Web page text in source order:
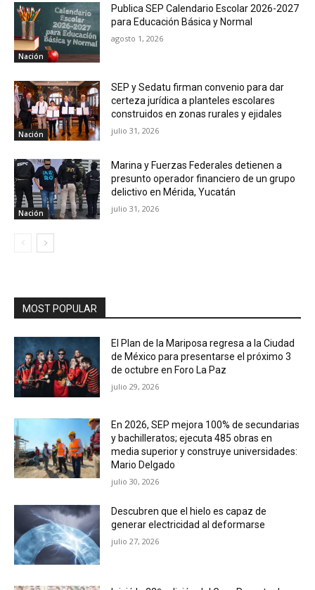
Nación
Publica SEP Calendario Escolar 2026-2027
para Educación Básica y Normal
agosto 1, 2026
Nación
SEP y Sedatu firman convenio para dar
certeza jurídica a planteles escolares
construidos en zonas rurales y ejidales
julio 31, 2026
Nación
Marina y Fuerzas Federales detienen a
presunto operador financiero de un grupo
delictivo en Mérida, Yucatán
julio 31, 2026
MOST POPULAR
El Plan de la Mariposa regresa a la Ciudad
de México para presentarse el próximo 3
de octubre en Foro La Paz
julio 29, 2026
En 2026, SEP mejora 100% de secundarias
y bachilleratos; ejecuta 485 obras en
media superior y construye universidades:
Mario Delgado
julio 30, 2026
Descubren que el hielo es capaz de
generar electricidad al deformarse
julio 27, 2026